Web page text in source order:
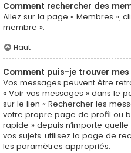
Comment rechercher des
Allez sur la page « Membres »,
membre ».
Haut
Comment puis-je trouver
Vos messages peuvent être
« Voir vos messages » dans le
sur le lien « Rechercher les
votre propre page de profil ou
rapide » depuis n’importe
vos sujets, utilisez la page de
les paramètres appropriés.